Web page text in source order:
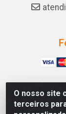
O nosso site
terceiros
A PINA DOS
233, 27 -